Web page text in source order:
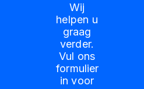
Wij
helpen u
graag
verder.
Vul ons
formulier
in voor